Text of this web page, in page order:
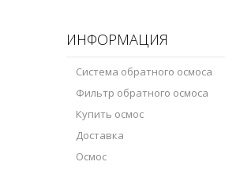
ИНФОРМАЦИЯ
Система обратного осмоса
Фильтр обратного осмоса
Купить осмос
Доставка
Осмос